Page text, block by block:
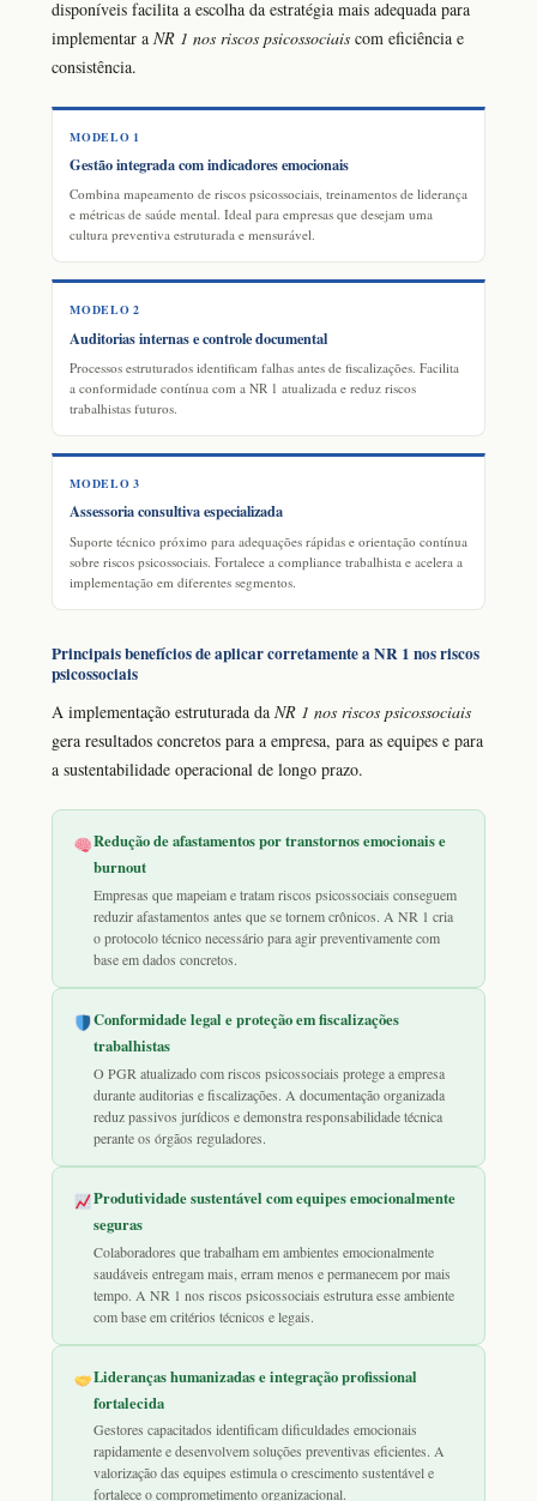
disponíveis facilita a escolha da estratégia mais adequada para
implementar a NR 1 nos riscos psicossociais com eficiência e
consistência.
MODELO 1
Gestão integrada com indicadores emocionais
Combina mapeamento de riscos psicossociais, treinamentos de liderança
e métricas de saúde mental. Ideal para empresas que desejam uma
cultura preventiva estruturada e mensurável.
MODELO 2
Auditorias internas e controle documental
Processos estruturados identificam falhas antes de fiscalizações. Facilita
a conformidade contínua com a NR 1 atualizada e reduz riscos
trabalhistas futuros.
MODELO 3
Assessoria consultiva especializada
Suporte técnico próximo para adequações rápidas e orientação contínua
sobre riscos psicossociais. Fortalece a compliance trabalhista e acelera a
implementação em diferentes segmentos.
Principais benefícios de aplicar corretamente a NR 1 nos riscos
psicossociais
A implementação estruturada da NR 1 nos riscos psicossociais
gera resultados concretos para a empresa, para as equipes e para
a sustentabilidade operacional de longo prazo.
Redução de afastamentos por transtornos emocionais e
burnout
Empresas que mapeiam e tratam riscos psicossociais conseguem
reduzir afastamentos antes que se tornem crônicos. A NR 1 cria
o protocolo técnico necessário para agir preventivamente com
base em dados concretos.
Conformidade legal e proteção em fiscalizações
trabalhistas
O PGR atualizado com riscos psicossociais protege a empresa
durante auditorias e fiscalizações. A documentação organizada
reduz passivos jurídicos e demonstra responsabilidade técnica
perante os órgãos reguladores.
Produtividade sustentável com equipes emocionalmente
seguras
Colaboradores que trabalham em ambientes emocionalmente
saudáveis entregam mais, erram menos e permanecem por mais
tempo. A NR 1 nos riscos psicossociais estrutura esse ambiente
com base em critérios técnicos e legais.
Lideranças humanizadas e integração profissional
fortalecida
Gestores capacitados identificam dificuldades emocionais
rapidamente e desenvolvem soluções preventivas eficientes. A
valorização das equipes estimula o crescimento sustentável e
fortalece o comprometimento organizacional.